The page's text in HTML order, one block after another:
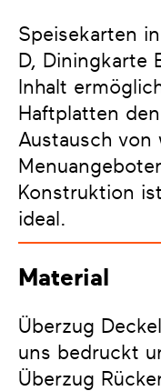
Speisekarten
D, Diningkarte
Inhalt
Haftplatten
Austausch von
Konstruktion
ideal.
Material
Überzug
uns bedruckt
Überzug